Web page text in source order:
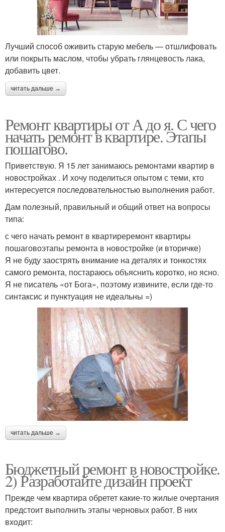
Лучший способ оживить старую мебель — отшлифовать
или покрыть маслом, чтобы убрать глянцевость лака,
добавить цвет.
читать дальше →
Ремонт квартиры от А до я. С чего
начать ремонт в квартире. Этапы
пошагово.
Приветствую. Я 15 лет занимаюсь ремонтами квартир в
новостройках . И хочу поделиться опытом с теми, кто
интересуется последовательностью выполнения работ.
Дам полезный, правильный и общий ответ на вопросы
типа:
с чего начать ремонт в квартиреремонт квартиры
пошаговоэтапы ремонта в новостройке (и вторичке)
Я не буду заострять внимание на деталях и тонкостях
самого ремонта, постараюсь объяснить коротко, но ясно.
Я не писатель «от Бога», поэтому извините, если где-то
синтаксис и пунктуация не идеальны =)
читать дальше →
Бюджетный ремонт в новостройке.
2) Разработайте дизайн проект
Прежде чем квартира обретет какие-то жилые очертания
предстоит выполнить этапы черновых работ. В них
входит: